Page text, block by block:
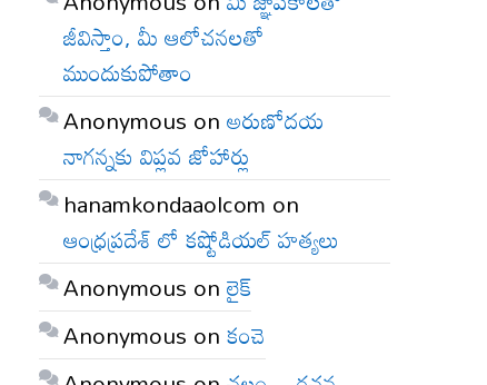
జీవిస్తాం, మీ ఆలోచనలతో
ముందుకుపోతాం
Anonymous onఅరుణోదయ
నాగన్నకు విప్లవ జోహార్లు
hanamkondaaolcom on
ఆంధ్రప్రదేశ్ లో కష్టోడియల్ హత్యలు
Anonymous onలైక్
Anonymous onకంచె